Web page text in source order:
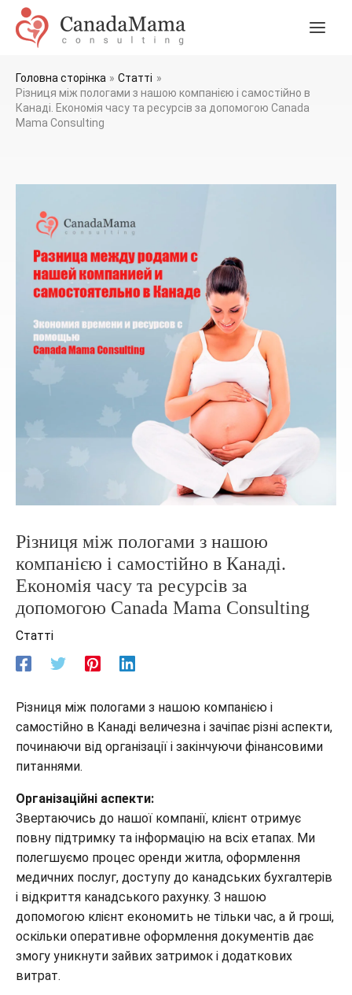
Перейти
змісту
Головна сторінка
Статті
Різниця між пологами з нашою компанією і самостійно в
Канаді. Економія часу та ресурсів за допомогою Canada
Mama Consulting
Різниця між пологами з нашою
компанією і самостійно в Канаді.
Економія часу та ресурсів за
допомогою Canada Mama Consulting
Статті
Різниця між пологами з нашою компанією і
самостійно в Канаді величезна і зачіпає різні аспекти,
починаючи від організації і закінчуючи фінансовими
питаннями.
Організаційні аспекти:
Звертаючись до нашої компанії, клієнт отримує
повну підтримку та інформацію на всіх етапах. Ми
полегшуємо процес оренди житла, оформлення
медичних послуг, доступу до канадських бухгалтерів
і відкриття канадського рахунку. З нашою
допомогою клієнт економить не тільки час, а й гроші,
оскільки оперативне оформлення документів дає
змогу уникнути зайвих затримок і додаткових
витрат.